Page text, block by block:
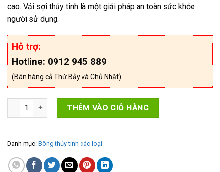
cao. Vải sợi thủy tinh là một giải pháp an toàn sức khỏe
người sử dụng.
Hỗ trợ:
Hotline: 0912 945 889
(Bán hàng cả Thứ Bảy và Chủ Nhật)
Sợi thủy tinh chịu nhiệt số lượng
THÊM VÀO GIỎ HÀNG
Danh mục: Bông thủy tinh các loại